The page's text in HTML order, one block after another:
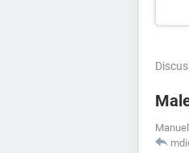
Manuel